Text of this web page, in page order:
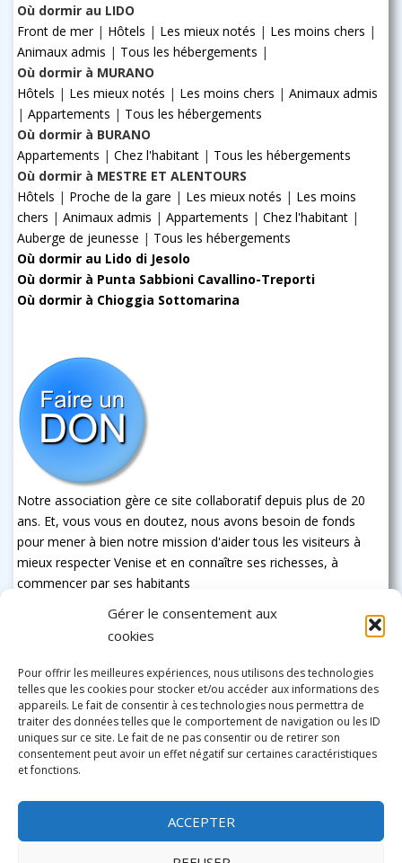
Gérer le consentement aux
cookies
Pour offrir les meilleures expériences, nous utilisons des technologies
telles que les cookies pour stocker et/ou accéder aux informations des
appareils. Le fait de consentir à ces technologies nous permettra de
traiter des données telles que le comportement de navigation ou les ID
uniques sur ce site. Le fait de ne pas consentir ou de retirer son
consentement peut avoir un effet négatif sur certaines caractéristiques
et fonctions.
ACCEPTER
Où dormir au LIDO
Front de mer| Hôtels | Les mieux notés | Les moins chers |
Animaux admis | Tous les hébergements |
Où dormir à MURANO
Hôtels | Les mieux notés | Les moins chers | Animaux admis
| Appartements | Tous les hébergements
Où dormir à BURANO
Appartements | Chez l'habitant | Tous les hébergements
Où dormir à MESTRE ET ALENTOURS
Hôtels | Proche de la gare | Les mieux notés | Les moins
chers | Animaux admis | Appartements | Chez l'habitant |
Auberge de jeunesse | Tous les hébergements
Où dormir au Lido di Jesolo
Où dormir à Punta Sabbioni Cavallino-Treporti
Où dormir à Chioggia Sottomarina
Notre association gère ce site collaboratif depuis plus de 20
ans. Et, vous vous en doutez, nous avons besoin de fonds
pour mener à bien notre mission d'aider tous les visiteurs à
mieux respecter Venise et en connaître ses richesses, à
commencer par ses habitants